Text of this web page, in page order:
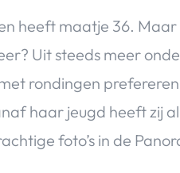
heeft maatje 36.
Uit steeds meer
rondingen
haar jeugd heeft zij
foto’s in de